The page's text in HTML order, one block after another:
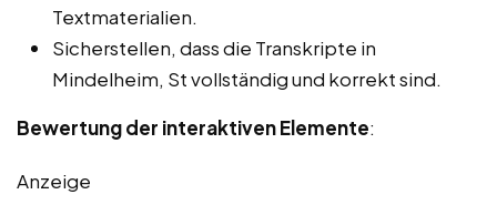
Textmaterialien.
Sicherstellen, dass die Transkripte in
Mindelheim, St vollständig und korrekt sind.
Bewertung der interaktiven Elemente:
Anzeige